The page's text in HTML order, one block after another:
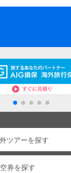
ツアーを探す
券を探す